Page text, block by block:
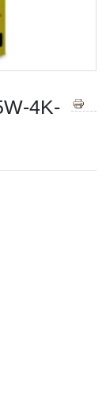
4K-